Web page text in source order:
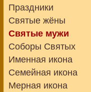
Праздники
Святые жёны
Святые мужи
Соборы Святых
Именная икона
Семейная икона
Мерная икона